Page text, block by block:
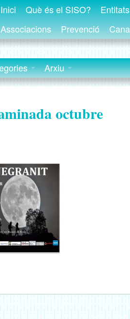
Inici Què és el SISO?
Associacions
Prevenció
Arxiu
octubre